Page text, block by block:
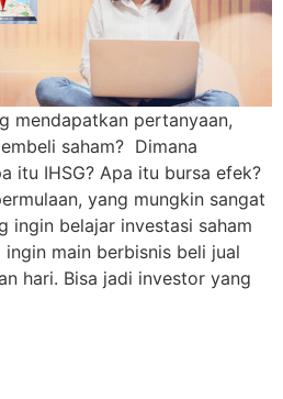
mendapatkan pertanyaan,
saham? Dimana
itu IHSG? Apa itu bursa efek?
yang mungkin sangat
ingin belajar investasi saham
main berbisnis beli jual
hari. Bisa jadi investor yang